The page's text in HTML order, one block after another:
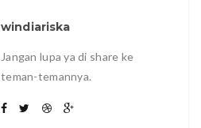
windiariska
Jangan lupa ya di share ke
teman-temannya.